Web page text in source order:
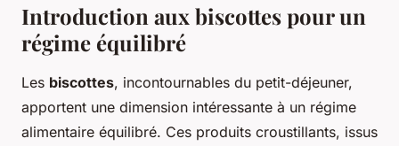
Introduction aux biscottes pour un
régime équilibré
Les biscottes, incontournables du petit-déjeuner,
apportent une dimension intéressante à un régime
alimentaire équilibré. Ces produits croustillants, issus